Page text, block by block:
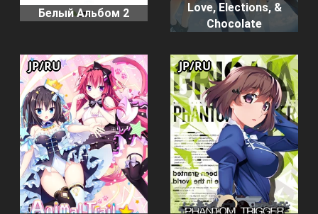
Белый Альбом 2
Love, Elections, &
Chocolate
JP/RU JP/RU